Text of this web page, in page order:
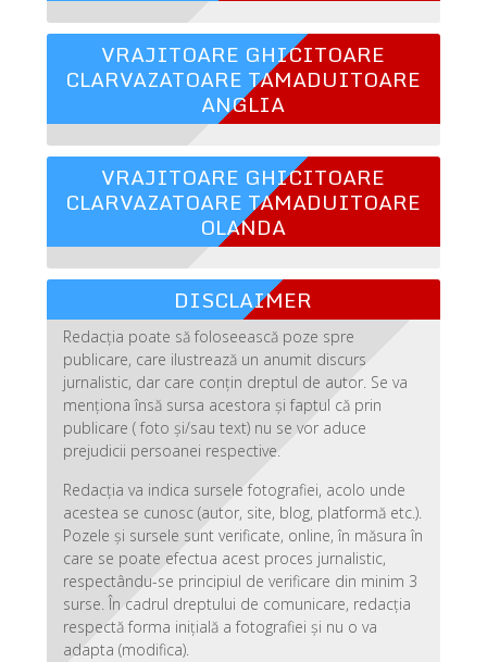
VRAJITOARE GHICITOARE
CLARVAZATOARE TAMADUITOARE
ANGLIA
VRAJITOARE GHICITOARE
CLARVAZATOARE TAMADUITOARE
OLANDA
DISCLAIMER
Redacția poate să foloseească poze spre
publicare, care ilustrează un anumit discurs
jurnalistic, dar care conțin dreptul de autor. Se va
menționa însă sursa acestora și faptul că prin
publicare ( foto și/sau text) nu se vor aduce
prejudicii persoanei respective.
Redacția va indica sursele fotografiei, acolo unde
acestea se cunosc (autor, site, blog, platformă etc.).
Pozele și sursele sunt verificate, online, în măsura în
care se poate efectua acest proces jurnalistic,
respectându-se principiul de verificare din minim 3
surse. În cadrul dreptului de comunicare, redacția
respectă forma inițială a fotografiei și nu o va
adapta (modifica).